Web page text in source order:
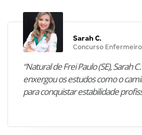
Sarah C.
Concurso Enfermeiro
“Natural de Frei Paulo (SE), Sarah
enxergou os estudos como o
para conquistar estabilidade